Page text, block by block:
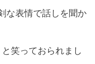
な表情で話しを聞か
笑っておられまし